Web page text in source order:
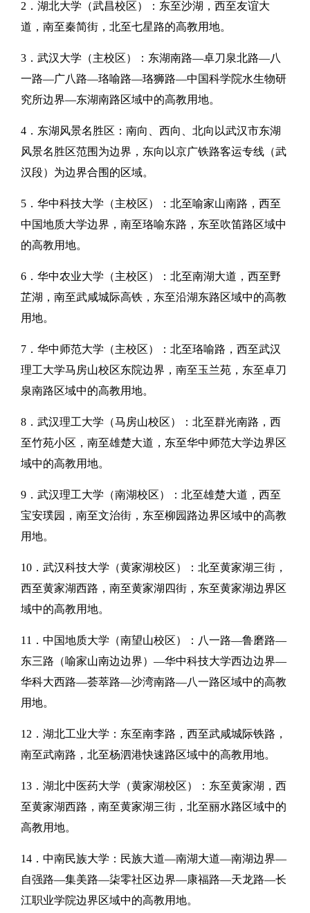
2．湖北大学（武昌校区）：东至沙湖，西至友谊大
道，南至秦简街，北至七星路的高教用地。
3．武汉大学（主校区）：东湖南路—卓刀泉北路—八
一路—广八路—珞喻路—珞狮路—中国科学院水生物研
究所边界—东湖南路区域中的高教用地。
4．东湖风景名胜区：南向、西向、北向以武汉市东湖
风景名胜区范围为边界，东向以京广铁路客运专线（武
汉段）为边界合围的区域。
5．华中科技大学（主校区）：北至喻家山南路，西至
中国地质大学边界，南至珞喻东路，东至吹笛路区域中
的高教用地。
6．华中农业大学（主校区）：北至南湖大道，西至野
芷湖，南至武咸城际高铁，东至沿湖东路区域中的高教
用地。
7．华中师范大学（主校区）：北至珞喻路，西至武汉
理工大学马房山校区东院边界，南至玉兰苑，东至卓刀
泉南路区域中的高教用地。
8．武汉理工大学（马房山校区）：北至群光南路，西
至竹苑小区，南至雄楚大道，东至华中师范大学边界区
域中的高教用地。
9．武汉理工大学（南湖校区）：北至雄楚大道，西至
宝安璞园，南至文治街，东至柳园路边界区域中的高教
用地。
10．武汉科技大学（黄家湖校区）：北至黄家湖三街，
西至黄家湖西路，南至黄家湖四街，东至黄家湖边界区
域中的高教用地。
11．中国地质大学（南望山校区）：八一路—鲁磨路—
东三路（喻家山南边边界）—华中科技大学西边边界—
华科大西路—荟萃路—沙湾南路—八一路区域中的高教
用地。
12．湖北工业大学：东至南李路，西至武咸城际铁路，
南至武南路，北至杨泗港快速路区域中的高教用地。
13．湖北中医药大学（黄家湖校区）：东至黄家湖，西
至黄家湖西路，南至黄家湖三街，北至丽水路区域中的
高教用地。
14．中南民族大学：民族大道—南湖大道—南湖边界—
自强路—集美路—柒零社区边界—康福路—天龙路—长
江职业学院边界区域中的高教用地。